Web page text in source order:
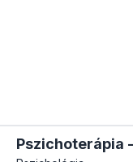
Pszichoterápia